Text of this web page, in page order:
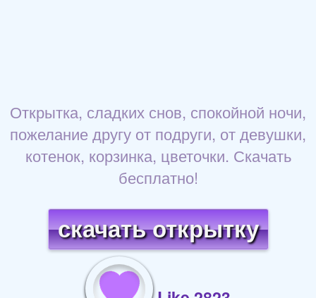
Открытка, сладких снов, спокойной ночи,
пожелание другу от подруги, от девушки,
котенок, корзинка, цветочки. Скачать
бесплатно!
скачать открытку